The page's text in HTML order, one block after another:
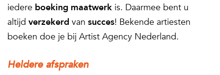
iedere boeking maatwerk is. Daarmee bent u
altijd verzekerd van succes! Bekende artiesten
boeken doe je bij Artist Agency Nederland.
Heldere afspraken